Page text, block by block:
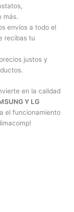
más.
envíos a todo el
recibas tu
justos y
en la calidad
Y LG
el funcionamiento